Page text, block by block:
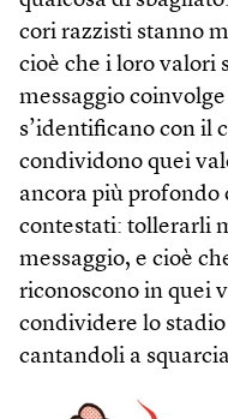
cori razzisti stanno
cioè che i loro valori
messaggio
s’identificano con il
condividono quei
ancora più profondo
contestati: tollerarli
messaggio, e cioè
riconoscono in quei
condividere lo
cantandoli a